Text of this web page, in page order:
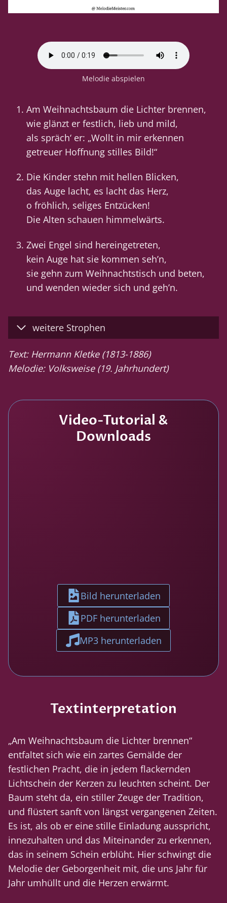
Melodie abspielen
Am Weihnachtsbaum die Lichter brennen,
wie glänzt er festlich, lieb und mild,
als spräch‘ er: „Wollt in mir erkennen
getreuer Hoffnung stilles Bild!“
Die Kinder stehn mit hellen Blicken,
das Auge lacht, es lacht das Herz,
o fröhlich, seliges Entzücken!
Die Alten schauen himmelwärts.
Zwei Engel sind hereingetreten,
kein Auge hat sie kommen seh’n,
sie gehn zum Weihnachtstisch und beten,
und wenden wieder sich und geh’n.
weitere Strophen
Text: Hermann Kletke (1813-1886)
Melodie: Volksweise (19. Jahrhundert)
Video-Tutorial &
Downloads
Bild herunterladen
PDF herunterladen
MP3 herunterladen
Textinterpretation
„Am Weihnachtsbaum die Lichter brennen“
entfaltet sich wie ein zartes Gemälde der
festlichen Pracht, die in jedem flackernden
Lichtschein der Kerzen zu leuchten scheint. Der
Baum steht da, ein stiller Zeuge der Tradition,
und flüstert sanft von längst vergangenen Zeiten.
Es ist, als ob er eine stille Einladung ausspricht,
innezuhalten und das Miteinander zu erkennen,
das in seinem Schein erblüht. Hier schwingt die
Melodie der Geborgenheit mit, die uns Jahr für
Jahr umhüllt und die Herzen erwärmt.